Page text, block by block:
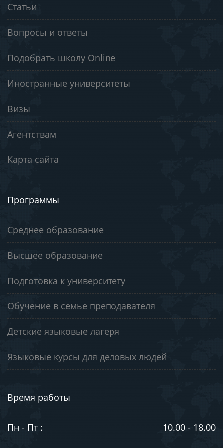
Статьи
Вопросы и ответы
Подобрать школу Online
Иностранные университеты
Визы
Агентствам
Карта сайта
Программы
Среднее образование
Высшее образование
Подготовка к университету
Обучение в семье преподавателя
Детские языковые лагеря
Языковые курсы для деловых людей
Время работы
Пн - Пт : 10.00 - 18.00